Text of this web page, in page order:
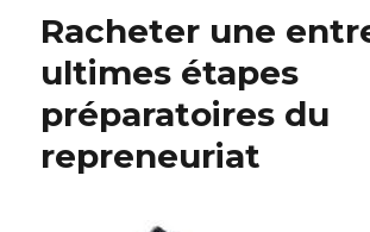
et fonds de
Racheter une
ultimes étapes
préparatoires du
repreneuriat